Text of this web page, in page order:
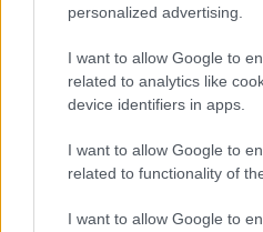
personalized advertising.
I want to allow Google to
related to analytics like
device identifiers in apps.
I want to allow Google to
related to functionality of
I want to allow Google to